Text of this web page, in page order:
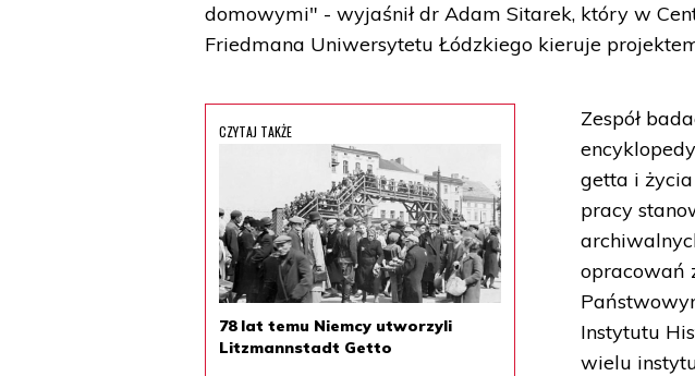
domowymi" - wyjaśnił dr Adam Sitarek, który w
Friedmana Uniwersytetu Łódzkiego kieruje
CZYTAJ TAKŻE
78 lat temu Niemcy utworzyli
Litzmannstadt Getto
Zespół
getta i
pracy
opracowań
Instytutu
wielu